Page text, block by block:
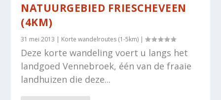
NATUURGEBIED FRIESCHEVEEN
(4KM)
31 mei 2013 | Korte wandelroutes (1-5km) |
Deze korte wandeling voert u langs het
landgoed Vennebroek, één van de fraaie
landhuizen die deze...